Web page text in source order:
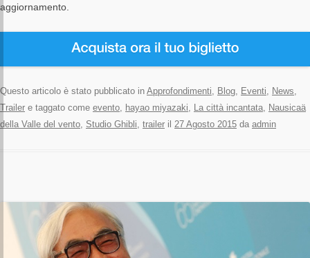
aggiornamento.
Questo articolo è stato pubblicato in Approfondimenti, Blog, Eventi, News,
Trailer e taggato come evento, hayao miyazaki, La città incantata, Nausicaä
della Valle del vento, Studio Ghibli, trailer il 27 Agosto 2015 da admin